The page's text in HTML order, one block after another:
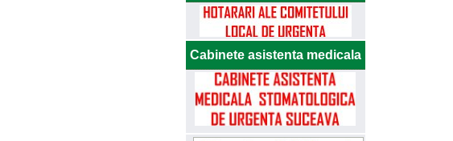
Cabinete asistenta medicala